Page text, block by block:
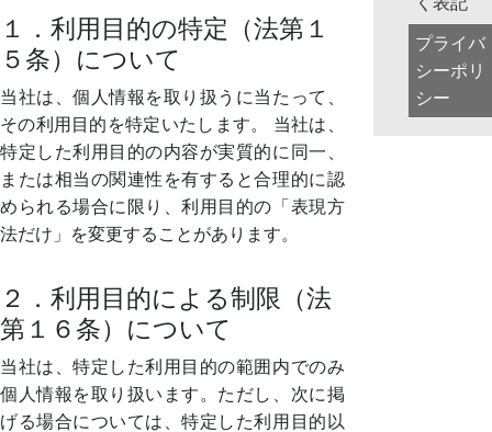
１．利用目的の特定（法第１
５条）について
当社は、個人情報を取り扱うに当たって、
その利用目的を特定いたします。 当社は、
特定した利用目的の内容が実質的に同一、
または相当の関連性を有すると合理的に認
められる場合に限り、利用目的の「表現方
法だけ」を変更することがあります。
２．利用目的による制限（法
第１６条）について
当社は、特定した利用目的の範囲内でのみ
個人情報を取り扱います。ただし、次に掲
げる場合については、特定した利用目的以
プライバ
シーポリ
シー